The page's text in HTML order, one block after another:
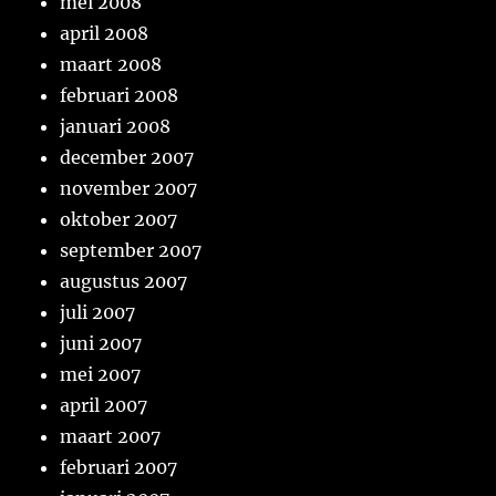
april 2008
maart 2008
februari 2008
januari 2008
december 2007
november 2007
oktober 2007
september 2007
augustus 2007
juli 2007
juni 2007
mei 2007
april 2007
maart 2007
februari 2007